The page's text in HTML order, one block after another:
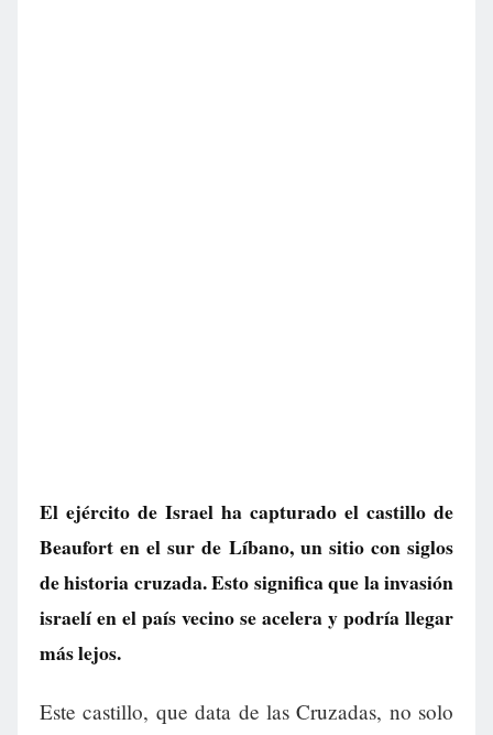
El ejército de Israel ha capturado el castillo de
Beaufort en el sur de Líbano, un sitio con siglos
de historia cruzada. Esto significa que la invasión
israelí en el país vecino se acelera y podría llegar
más lejos.
Este castillo, que data de las Cruzadas, no solo